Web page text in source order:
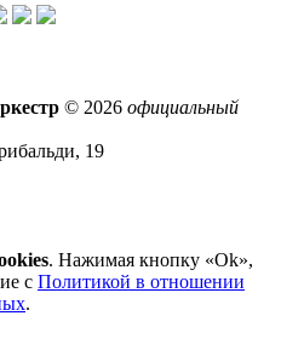
© 2026 официальный
19
. Нажимая кнопку «Ok»,
с Политикой в отношении
.